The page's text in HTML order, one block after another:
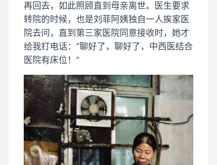
再回去，如此照顾直到母亲离世。医生要求
转院的时候，也是刘菲阿姨独自一人挨家医
院去问，直到第三家医院同意接收时，她才
给我打电话：“聊好了，聊好了，中西医结合
医院有床位！”